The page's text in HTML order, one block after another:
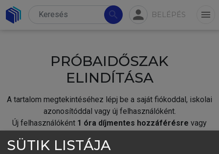
search person BELÉPÉS menu
PRÓBAIDŐSZAK
ELINDÍTÁSA
A tartalom megtekintéséhez lépj be a saját fiókoddal, iskolai
azonosítóddal vagy új felhasználóként.
Új felhasználóként 1 óra díjmentes hozzáférésre vagy
SÜTIK LISTÁJA